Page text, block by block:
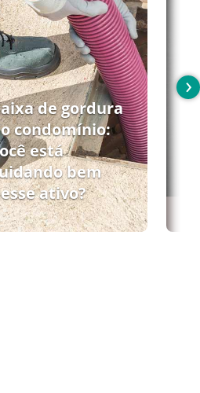
de gordura
condomínio:
está
bem
ativo?
›